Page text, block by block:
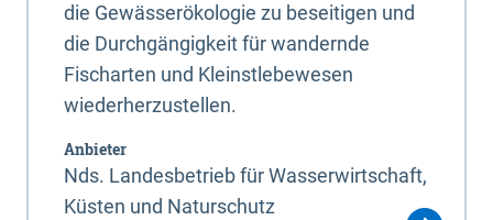
die Gewässerökologie zu beseitigen und
die Durchgängigkeit für wandernde
Fischarten und Kleinstlebewesen
wiederherzustellen.
Anbieter
Nds. Landesbetrieb für Wasserwirtschaft,
Küsten und Naturschutz